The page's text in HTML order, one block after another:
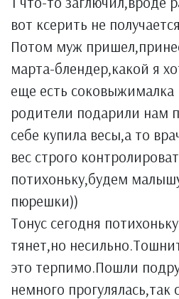
вот ксерить не
Потом муж
марта-блендер,какой я
еще есть соковыжималка
родители подарили нам
себе купила весы,а то
вес строго
потихоньку,будем
пюрешки))
Тонус сегодня
тянет,но
это терпимо.Пошли
немного прогулялась,так